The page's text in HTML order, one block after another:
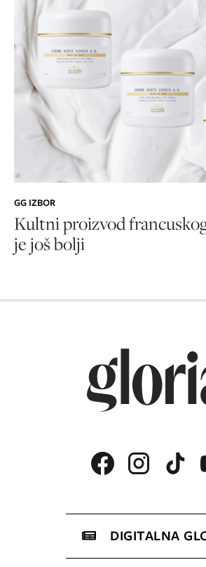
GG IZBOR
Kultni proizvod
je još bolji
DIGITALNA